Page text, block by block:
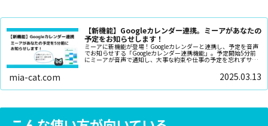
【新機能】Googleカレンダー連携。ミーアがあなたの
予定をお知らせします！
ミーアに新機能が登場！Googleカレンダーと連携し、予定を音声
でお知らせする「Googleカレンダー連携機能」。予定開始5分前
にミーアが音声で通知し、大事な約束や仕事の予定を忘れずサポ
mia-cat.com 2025.03.13